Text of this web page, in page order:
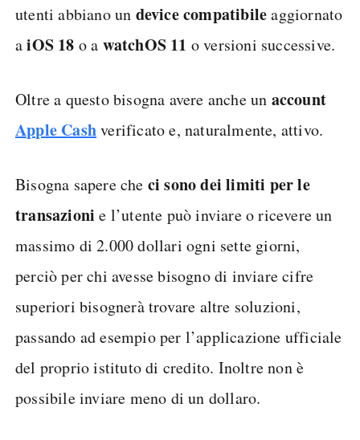
utenti abbiano un device compatibileaggiornato
aiOS 18 o a watchOS 11 o versioni successive.
Oltre a questo bisogna avere anche un account
Apple Cashverificato e, naturalmente, attivo.
Bisogna sapere che ci sono dei limiti per le
transazionie l’utente può inviare o ricevere un
massimo di 2.000 dollari ogni sette giorni,
perciò per chi avesse bisogno di inviare cifre
superiori bisognerà trovare altre soluzioni,
passando ad esempio per l’applicazione ufficiale
del proprio istituto di credito. Inoltre non è
possibile inviare meno di un dollaro.